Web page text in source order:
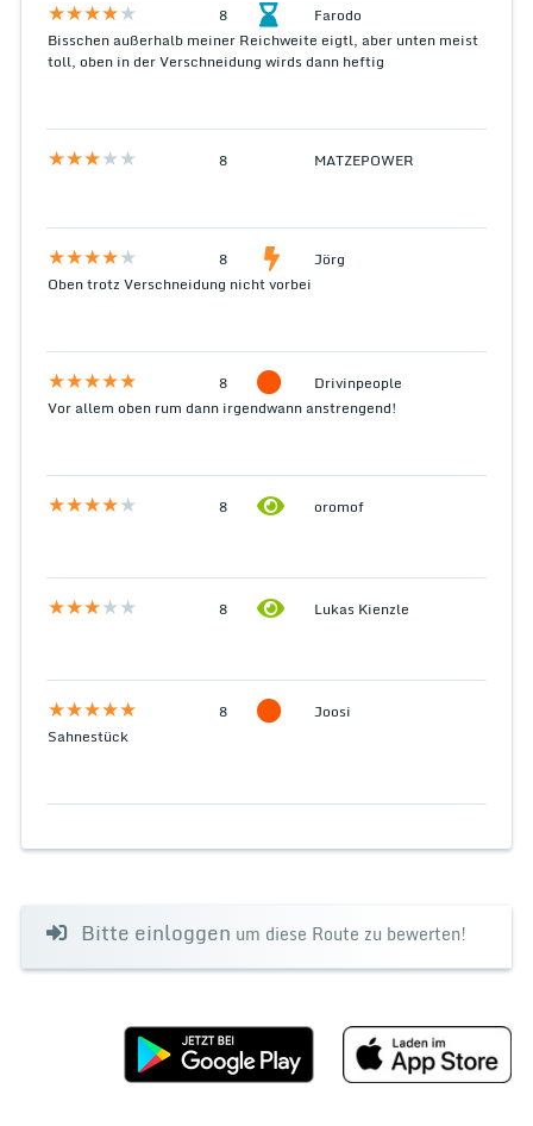
8
Farodo
Bisschen außerhalb meiner Reichweite eigtl, aber unten meist
toll, oben in der Verschneidung wirds dann heftig
8 MATZEPOWER
8
Jörg
Oben trotz Verschneidung nicht vorbei
8
Drivinpeople
Vor allem oben rum dann irgendwann anstrengend!
8 oromof
8 Lukas Kienzle
8
Joosi
Sahnestück
Bitte einloggen um diese Route zu bewerten!